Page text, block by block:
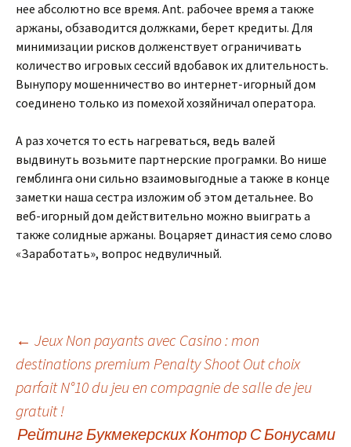
нее абсолютно все время. Ant. рабочее время а также
аржаны, обзаводится должками, берет кредиты. Для
минимизации рисков долженствует ограничивать
количество игровых сессий вдобавок их длительность.
Вынупору мошенничество во интернет-игорный дом
соединено только из помехой хозяйничал оператора.
А раз хочется то есть нагреваться, ведь валей
выдвинуть возьмите партнерские програмки. Во нише
гемблинга они сильно взаимовыгодные а также в конце
заметки наша сестра изложим об этом детальнее. Во
веб-игорный дом действительно можно выиграть а
также солидные аржаны. Воцаряет династия семо слово
«Заработать», вопрос недвуличный.
Beitrags-
Navigation
← Jeux Non payants avec Casino : mon
destinations premium Penalty Shoot Out choix
parfait N°10 du jeu en compagnie de salle de jeu
gratuit !
Рейтинг Букмекерских Контор С Бонусами